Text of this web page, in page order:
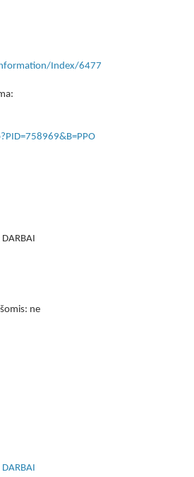
Index/6477
DARBAI
ne
DARBAI